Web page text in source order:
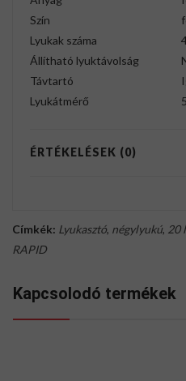
Szín
Lyukak száma
Állítható lyuktávolság
Távtartó
Lyukátmérő
ÉRTÉKELÉSEK (0)
Címkék: Lyukasztó, négylyukú, 20
RAPID
Kapcsolodó termékek